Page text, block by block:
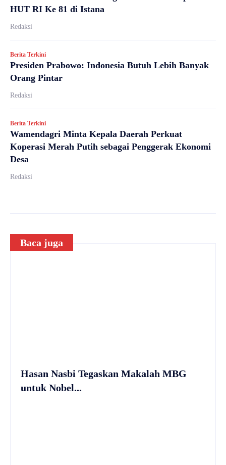
HUT RI Ke 81 di Istana
Redaksi
Berita Terkini
Presiden Prabowo: Indonesia Butuh Lebih Banyak
Orang Pintar
Redaksi
Berita Terkini
Wamendagri Minta Kepala Daerah Perkuat
Koperasi Merah Putih sebagai Penggerak Ekonomi
Desa
Redaksi
Baca juga
Hasan Nasbi Tegaskan Makalah MBG
untuk Nobel...